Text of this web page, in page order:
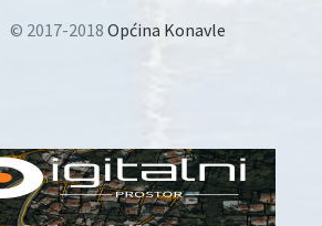
© 2017-2018 Općina Konavle